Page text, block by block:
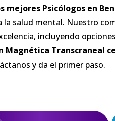
mejores Psicólogos en
la salud mental. Nuestro
incluyendo
Magnética Transcraneal
y da el primer paso.